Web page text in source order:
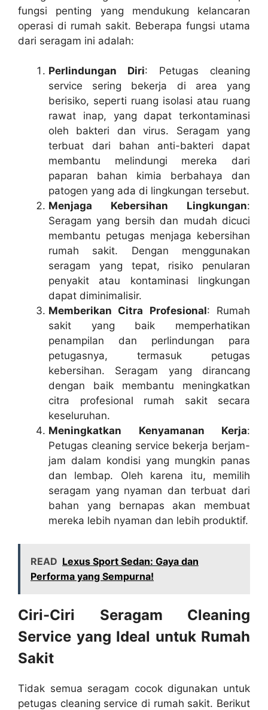
fungsi penting yang mendukung kelancaran
operasi di rumah sakit. Beberapa fungsi utama
dari seragam ini adalah:
Perlindungan Diri: Petugas cleaning
service sering bekerja di area yang
berisiko, seperti ruang isolasi atau ruang
rawat inap, yang dapat terkontaminasi
oleh bakteri dan virus. Seragam yang
terbuat dari bahan anti-bakteri dapat
membantu melindungi mereka dari
paparan bahan kimia berbahaya dan
patogen yang ada di lingkungan tersebut.
Menjaga Kebersihan Lingkungan:
Seragam yang bersih dan mudah dicuci
membantu petugas menjaga kebersihan
rumah sakit. Dengan menggunakan
seragam yang tepat, risiko penularan
penyakit atau kontaminasi lingkungan
dapat diminimalisir.
Memberikan Citra Profesional: Rumah
sakit yang baik memperhatikan
penampilan dan perlindungan para
petugasnya, termasuk petugas
kebersihan. Seragam yang dirancang
dengan baik membantu meningkatkan
citra profesional rumah sakit secara
keseluruhan.
Meningkatkan Kenyamanan Kerja:
Petugas cleaning service bekerja berjam-
jam dalam kondisi yang mungkin panas
dan lembap. Oleh karena itu, memilih
seragam yang nyaman dan terbuat dari
bahan yang bernapas akan membuat
mereka lebih nyaman dan lebih produktif.
READ Lexus Sport Sedan: Gaya dan
Performa yang Sempurna!
Ciri-Ciri Seragam Cleaning
Service yang Ideal untuk Rumah
Sakit
Tidak semua seragam cocok digunakan untuk
petugas cleaning service di rumah sakit. Berikut